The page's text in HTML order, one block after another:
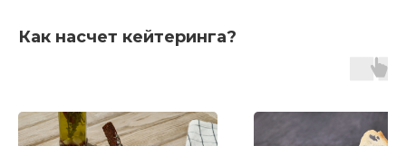
Как насчет кейтеринга?